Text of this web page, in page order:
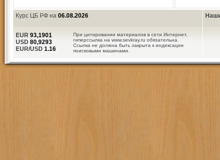
Курс ЦБ РФ на 06.08.2026
При цитировании материалов в сети Интернет,
гиперссылка на www.sevkray.ru обязательна.
Ссылка не должна быть закрыта к индексации
поисковыми машинами.
EUR 93,1901
USD 80,9293
EUR/USD 1.16